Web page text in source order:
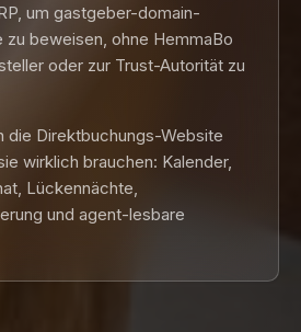
um gastgeber-domain-
beweisen, ohne HemmaBo
oder zur Trust-Autorität zu
die Direktbuchungs-Website
wirklich brauchen: Kalender,
Lückennächte,
und agent-lesbare